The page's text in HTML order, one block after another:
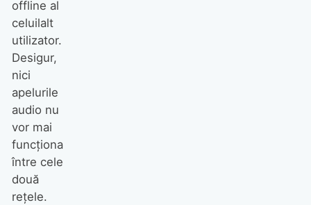
offline al
celuilalt
utilizator.
Desigur,
nici
apelurile
audio nu
vor mai
funcționa
între cele
două
rețele.